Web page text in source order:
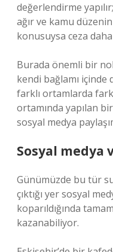
değerlendirme
ağır ve kamu
konusuysa ceza
Burada önemli bir
kendi bağlamı içinde
farklı ortamlarda
ortamında yapılan
sosyal medya
Sosyal medya
Günümüzde bu tür
çıktığı yer sosyal
koparıldığında
kazanabiliyor.